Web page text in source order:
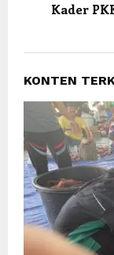
Kader
KONTEN